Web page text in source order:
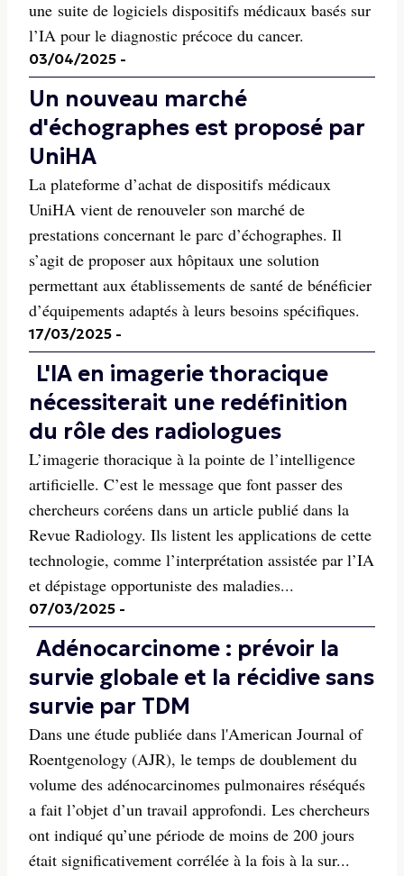
une suite de logiciels dispositifs médicaux basés sur
l’IA pour le diagnostic précoce du cancer.
03/04/2025 -
Un nouveau marché
d'échographes est proposé par
UniHA
La plateforme d’achat de dispositifs médicaux
UniHA vient de renouveler son marché de
prestations concernant le parc d’échographes. Il
s’agit de proposer aux hôpitaux une solution
permettant aux établissements de santé de bénéficier
d’équipements adaptés à leurs besoins spécifiques.
17/03/2025 -
L'IA en imagerie thoracique
nécessiterait une redéfinition
du rôle des radiologues
L’imagerie thoracique à la pointe de l’intelligence
artificielle. C’est le message que font passer des
chercheurs coréens dans un article publié dans la
Revue Radiology. Ils listent les applications de cette
technologie, comme l’interprétation assistée par l’IA
et dépistage opportuniste des maladies...
07/03/2025 -
Adénocarcinome : prévoir la
survie globale et la récidive sans
survie par TDM
Dans une étude publiée dans l'American Journal of
Roentgenology (AJR), le temps de doublement du
volume des adénocarcinomes pulmonaires réséqués
a fait l’objet d’un travail approfondi. Les chercheurs
ont indiqué qu’une période de moins de 200 jours
était significativement corrélée à la fois à la sur...